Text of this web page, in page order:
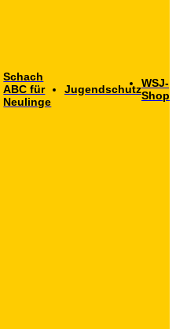
Schach
ABC für
Neulinge
JugendschutzWSJ-
Shop